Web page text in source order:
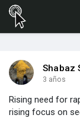
Shabaz
3 años
Rising need for
rising focus on